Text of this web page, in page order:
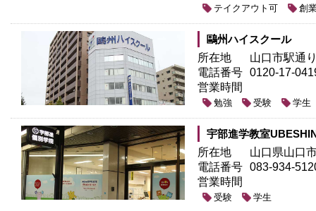
テイクアウト可
創
鷗州ハイスクール
所在地
山口市駅通
電話番号 0120-17-
営業時間
勉強 受験 学生
宇部進学教室
所在地
山口県山口
電話番号 083-934-
営業時間
受験 学生